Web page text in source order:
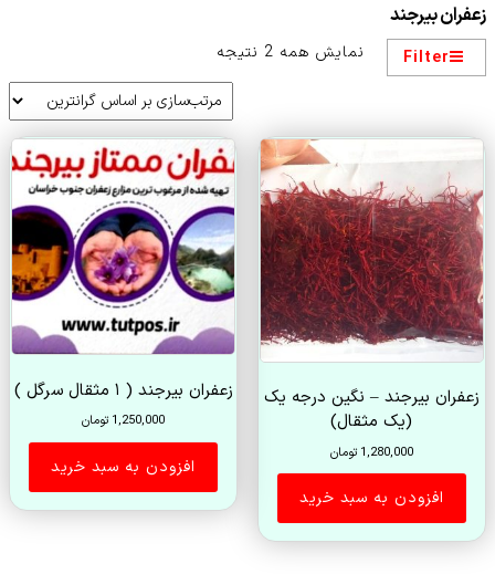
زعفران بیرجند
Filter نمایش همه 2 نتیجه
بر
اساس
قیمت:
زیاد
به
کم
زعفران بیرجند – نگین درجه یک
(یک مثقال)
1,280,000 تومان
افزودن به سبد خرید
زعفران بیرجند ( ۱ مثقال سرگل )
1,250,000 تومان
افزودن به سبد خرید